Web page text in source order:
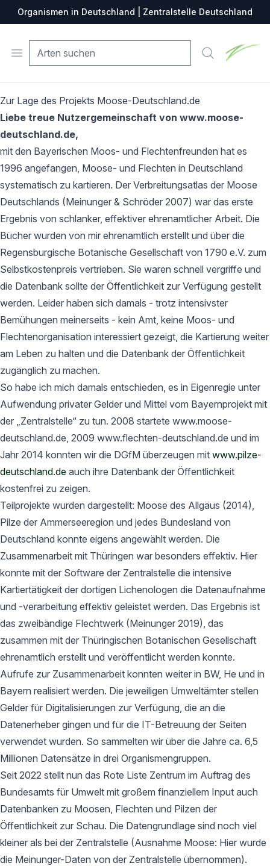
Organismen in Deutschland | Zentralstelle Deutschland
Open menu Suche
Zur Lage des Projekts Moose-Deutschland.de
Liebe treue Nutzergemeinschaft von www.moose-
deutschland.de,
mit den Bayerischen Moos- und Flechtenfreunden hat es
1996 angefangen, Moose- und Flechten in Deutschland
systematisch zu kartieren. Der Verbreitungsatlas der Moose
Deutschlands (Meinunger & Schröder 2007) war das erste
Ergebnis von schlanker, effektiver ehrenamtlicher Arbeit. Die
Bücher wurden von mir ehrenamtlich erstellt und über die
Regensburgische Botanische Gesellschaft von 1790 e.V. zum
Selbstkostenpreis vertrieben. Sie waren schnell vergriffe und
die Datenbank sollte der Öffentlichkeit zur Verfügung gestellt
werden. Leider haben sich damals - trotz intensivster
Bemühungen meinerseits - kein Amt, keine Moos- und
Flechtenorganisation interessiert gezeigt, die Kartierung weiter
am Leben zu halten und die Datenbank der Öffentlichkeit
zugänglich zu machen.
So habe ich mich damals entschieden, es in Eigenregie unter
Aufwendung privater Gelder und Mittel vom Bayernprojekt mit
der „Zentralstelle“ zu tun. 2008 startete www.moose-
deutschland.de, 2009 www.flechten-deutschland.de und im
Jahr 2014 konnten wir die DGfM überzeugen mit www.pilze-
deutschland.de auch ihre Datenbank der Öffentlichkeit
kostenfrei zu zeigen.
Teilprojekte wurden dargestellt: Moose des Allgäus (2014),
Pilze der Ammerseeregion und jedes Bundesland von
Deutschland konnte eigens angewählt werden. Die
Zusammenarbeit mit Thüringen war besonders effektiv. Hier
konnte mit der Software der Zentralstelle die intensive
Kartiertätigkeit der dortigen Lichenologen die Datenaufnahme
und -verarbeitung effektiv geleistet werden. Das Ergebnis ist
das zweibändige Flechtwerk (Meinunger 2019), das
zusammen mit der Thüringischen Botanischen Gesellschaft
ehrenamtlich erstellt und veröffentlicht werden konnte.
Aufrufe zur Zusammenarbeit konnten weiter in BW, He und in
Bayern realisiert werden. Die jeweiligen Umweltämter stellen
Gelder für Digitalisierungen zur Verfügung, die an die
Datenerheber gingen und für die IT-Betreuung der Seiten
verwendet wurden. So sammelten wir über die Jahre ca. 6,5
Millionen Datensätze in drei Organismengruppen.
Seit 2022 stellt nun das Rote Liste Zentrum im Auftrag des
Bundesamts für Umwelt mit großem finanziellem Input auch
Datenbanken zu Moosen, Flechten und Pilzen der
Öffentlichkeit zur Schau. Die Datengrundlage sind noch viel
kleiner als bei der Zentralstelle (Ausnahme Moose: Hier wurde
die Meinunger-Daten von der Zentralstelle übernommen).